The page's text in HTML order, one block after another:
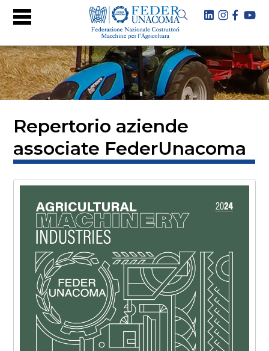
Repertorio aziende
associate FederUnacoma